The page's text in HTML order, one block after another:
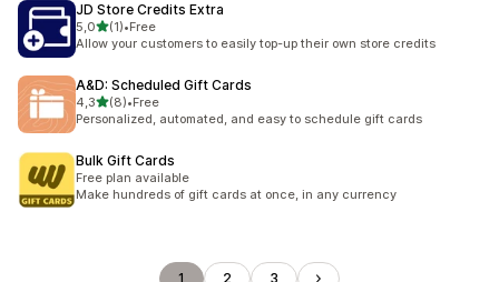
JD Store Credits Extra
5,0na 5 gwiazdek
(1)
Łączna liczba recenzji: 1
•Free
Allow your customers to easily top-up their own store credits
A&D: Scheduled Gift Cards
4,3na 5 gwiazdek
(8)
Łączna liczba recenzji: 8
•Free
Personalized, automated, and easy to schedule gift cards
Bulk Gift Cards
Free plan available
Make hundreds of gift cards at once, in any currency
1 2 3